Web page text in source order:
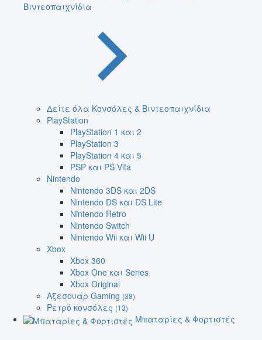
Βιντεοπαιχνίδια
Δείτε όλα Κονσόλες & Βιντεοπαιχνίδια
PlayStation
PlayStation 1 και 2
PlayStation 3
PlayStation 4 και 5
PSP και PS Vita
Nintendo
Nintendo 3DS και 2DS
Nintendo DS και DS Lite
Nintendo Retro
Nintendo Switch
Nintendo Wii και Wii U
Xbox
Xbox 360
Xbox One και Series
Xbox Original
Αξεσουάρ Gaming (38)
Ρετρό κονσόλες (13)
Μπαταρίες & Φορτιστές